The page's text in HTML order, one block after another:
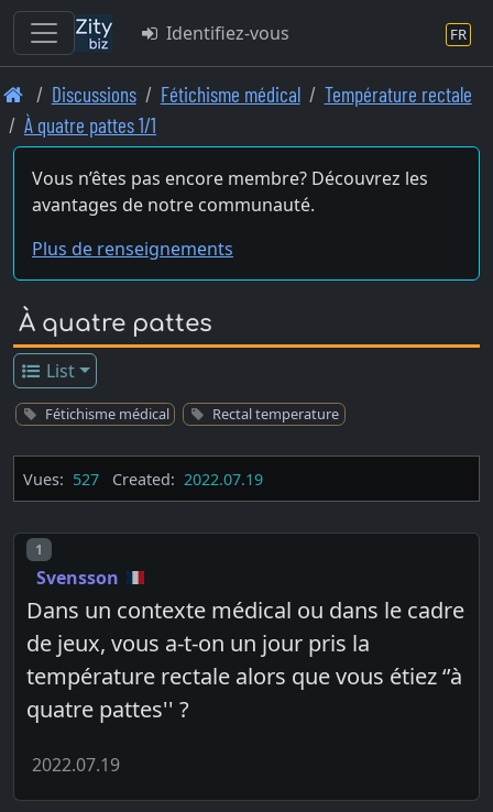
Skip
to
main
content
Identifiez-vous FR
Discussions Fétichisme médical
Température rectale
À quatre pattes 1/1
Vous n’êtes pas encore membre? Découvrez les
avantages de notre communauté.
Plus de renseignements
À quatre pattes
List
Fétichisme médical Rectal temperature
Vues: 527 Created: 2022.07.19
Post number
1
Svensson
Dans un contexte médical ou dans le cadre
de jeux, vous a-t-on un jour pris la
température rectale alors que vous étiez ‘’à
quatre pattes'' ?
2022.07.19